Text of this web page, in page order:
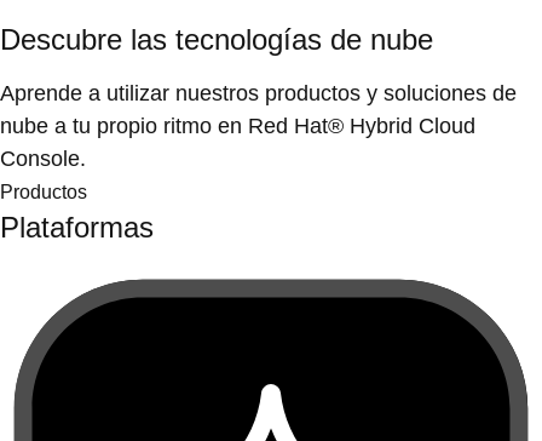
Descubre las tecnologías de nube
Aprende a utilizar nuestros productos y soluciones de
nube a tu propio ritmo en Red Hat® Hybrid Cloud
Console.
Productos
Plataformas